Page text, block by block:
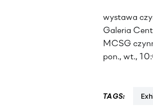
wystawa
Galeria
MCSG
pon., wt.,
TAGS: